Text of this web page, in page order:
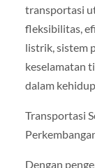
transportasi
fleksibilitas,
listrik, sistem
keselamatan
dalam
Transportasi
Dengan